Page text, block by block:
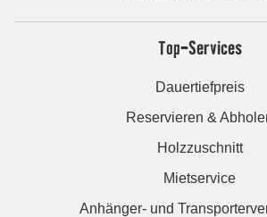
Top-Services
Dauertiefpreis
Reservieren &
Holzzuschnitt
Mietservice
Anhänger- und